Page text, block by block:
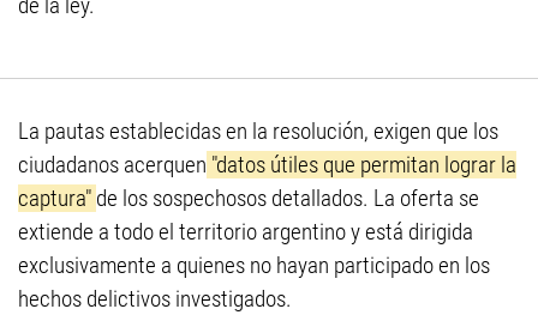
La pautas establecidas en la resolución, exigen que los
ciudadanos acerquen "datos útiles que permitan lograr la
captura" de los sospechosos detallados. La oferta se
extiende a todo el territorio argentino y está dirigida
exclusivamente a quienes no hayan participado en los
hechos delictivos investigados.